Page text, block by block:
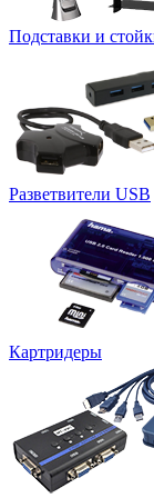
Подставки и
Разветвители USB
Картридеры